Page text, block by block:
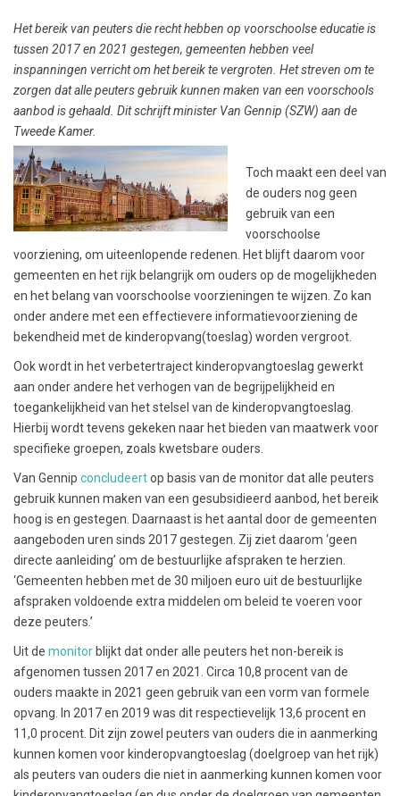
Het bereik van peuters die recht hebben op voorschoolse educatie is
tussen 2017 en 2021 gestegen, gemeenten hebben veel
inspanningen verricht om het bereik te vergroten. Het streven om te
zorgen dat alle peuters gebruik kunnen maken van een voorschools
aanbod is gehaald. Dit schrijft minister Van Gennip (SZW) aan de
Tweede Kamer.
Toch maakt een deel van
de ouders nog geen
gebruik van een
voorschoolse
voorziening, om uiteenlopende redenen. Het blijft daarom voor
gemeenten en het rijk belangrijk om ouders op de mogelijkheden
en het belang van voorschoolse voorzieningen te wijzen. Zo kan
onder andere met een effectievere informatievoorziening de
bekendheid met de kinderopvang(toeslag) worden vergroot.
Ook wordt in het verbetertraject kinderopvangtoeslag gewerkt
aan onder andere het verhogen van de begrijpelijkheid en
toegankelijkheid van het stelsel van de kinderopvangtoeslag.
Hierbij wordt tevens gekeken naar het bieden van maatwerk voor
specifieke groepen, zoals kwetsbare ouders.
Van Gennip concludeertop basis van de monitor dat alle peuters
gebruik kunnen maken van een gesubsidieerd aanbod, het bereik
hoog is en gestegen. Daarnaast is het aantal door de gemeenten
aangeboden uren sinds 2017 gestegen. Zij ziet daarom ‘geen
directe aanleiding’ om de bestuurlijke afspraken te herzien.
‘Gemeenten hebben met de 30 miljoen euro uit de bestuurlijke
afspraken voldoende extra middelen om beleid te voeren voor
deze peuters.’
Uit de monitor blijkt dat onder alle peuters het non-bereik is
afgenomen tussen 2017 en 2021. Circa 10,8 procent van de
ouders maakte in 2021 geen gebruik van een vorm van formele
opvang. In 2017 en 2019 was dit respectievelijk 13,6 procent en
11,0 procent. Dit zijn zowel peuters van ouders die in aanmerking
kunnen komen voor kinderopvangtoeslag (doelgroep van het rijk)
als peuters van ouders die niet in aanmerking kunnen komen voor